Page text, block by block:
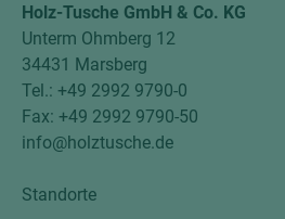
Holz-Tusche GmbH & Co. KG
Unterm Ohmberg 12
34431 Marsberg
Tel.: +49 2992 9790-0
Fax: +49 2992 9790-50
info@holztusche.de
Standorte